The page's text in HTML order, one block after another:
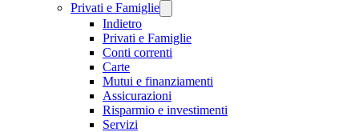
Privati e Famiglie
Indietro
Privati e Famiglie
Conti correnti
Carte
Mutui e finanziamenti
Assicurazioni
Risparmio e investimenti
Servizi